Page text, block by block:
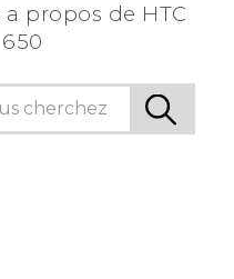
propos de HTC